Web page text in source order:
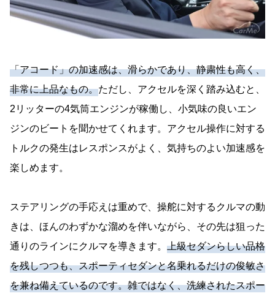
「アコード」の加速感は、滑らかであり、静粛性も高く、
非常に上品なもの。ただし、アクセルを深く踏み込むと、
2リッターの4気筒エンジンが稼働し、小気味の良いエン
ジンのビートを聞かせてくれます。アクセル操作に対する
トルクの発生はレスポンスがよく、気持ちのよい加速感を
楽しめます。
ステアリングの手応えは重めで、操舵に対するクルマの動
きは、ほんのわずかな溜めを伴いながら、その先は狙った
通りのラインにクルマを導きます。 上級セダンらしい品格
を残しつつも、スポーティセダンと名乗れるだけの俊敏さ
を兼ね備えているのです。雑ではなく、洗練されたスポー